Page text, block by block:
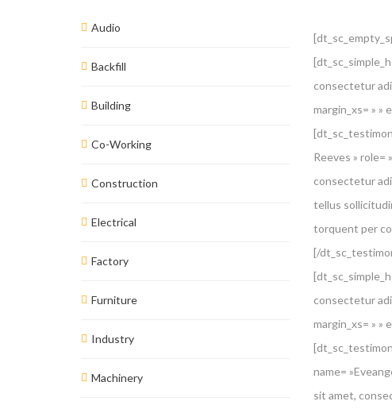
consectetur
margin_xs= » »
Reeves » role=
consectetur
tellus
torquent per
[/
consectetur
margin_xs= » »
name=
sit amet,
Audio
Backfill
Building
Co-Working
Construction
Electrical
Factory
Furniture
Industry
Machinery